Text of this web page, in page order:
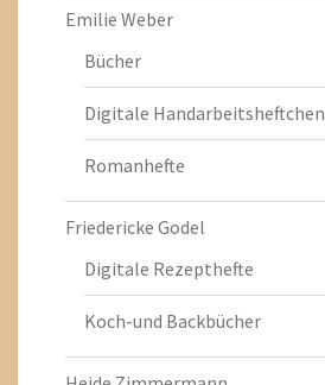
Emilie Weber
Bücher
Digitale Handarbeitsheftchen
Romanhefte
Friedericke Godel
Digitale Rezepthefte
Koch-und Backbücher